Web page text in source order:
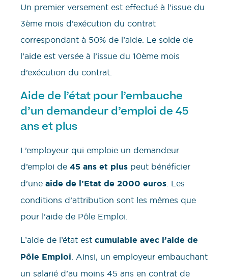
Un premier versement est effectué à l’issue du
3ème mois d’exécution du contrat
correspondant à 50% de l’aide. Le solde de
l’aide est versée à l’issue du 10ème mois
d’exécution du contrat.
Aide de l’état pour l’embauche
d’un demandeur d’emploi de 45
ans et plus
L’employeur qui emploie un demandeur
d’emploi de 45 ans et plus peut bénéficier
d’une aide de l’Etat de 2000 euros . Les
conditions d’attribution sont les mêmes que
pour l’aide de Pôle Emploi.
L’aide de l’état est cumulable avec l’aide de
Pôle Emploi. Ainsi, un employeur embauchant
un salarié d’au moins 45 ans en contrat de